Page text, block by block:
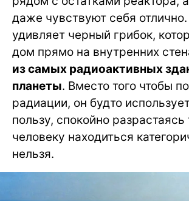
даже чувствуют себя
удивляет черный грибок,
дом прямо на внутренних
из самых радиоактивных
планеты. Вместо того чтобы
радиации, он будто
пользу, спокойно разрастаясь
человеку находиться
нельзя.